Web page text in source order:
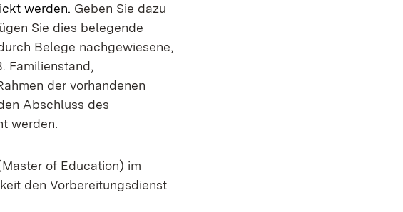
werden. Geben Sie dazu
Sie dies belegende
Belege nachgewiesene,
Familienstand,
der vorhandenen
Abschluss des
werden.
of Education) im
den Vorbereitungsdienst